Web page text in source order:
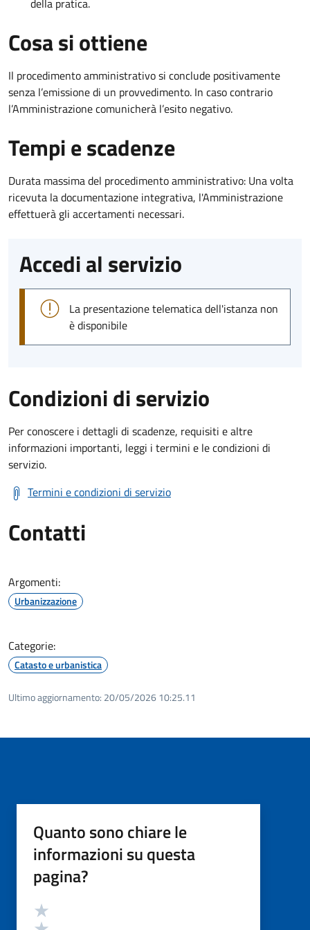
della pratica.
Cosa si ottiene
Il procedimento amministrativo si conclude positivamente
senza l’emissione di un provvedimento. In caso contrario
l’Amministrazione comunicherà l’esito negativo.
Tempi e scadenze
Durata massima del procedimento amministrativo: Una volta
ricevuta la documentazione integrativa, l'Amministrazione
effettuerà gli accertamenti necessari.
Accedi al servizio
La presentazione telematica dell'istanza non
è disponibile
Condizioni di servizio
Per conoscere i dettagli di scadenze, requisiti e altre
informazioni importanti, leggi i termini e le condizioni di
servizio.
Termini e condizioni di servizio
Contatti
Argomenti:
Urbanizzazione
Categorie:
Catasto e urbanistica
Ultimo aggiornamento: 20/05/2026 10:25.11
Quanto sono chiare le
informazioni su questa
pagina?
Valutazione